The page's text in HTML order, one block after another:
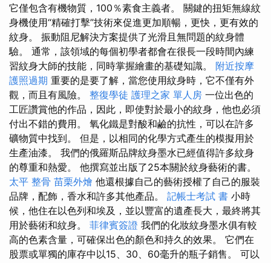
它僅包含有機物質，100％素食主義者。 關鍵的扭矩無線紋
身機使用“精確打擊”技術來促進更加順暢，更快，更有效的
紋身。 振動阻尼解決方案提供了光滑且無問題的紋身體
驗。 通常，該領域的每個初學者都會在很長一段時間內練
習紋身大師的技能，同時掌握繪畫的基礎知識。 附近按摩
護照過期 重要的是要了解，當您使用紋身時，它不僅有外
觀，而且有風險。 整復學徒 護理之家 單人房 一位出色的
工匠讚賞他的作品，因此，即使對於最小的紋身，他也必須
付出不錯的費用。 氧化鐵是對酸和鹼的抗性，可以在許多
礦物質中找到。 但是，以相同的化學方式產生的模擬用於
生產油漆。 我們的俄羅斯品牌紋身墨水已經值得許多紋身
的尊重和熱愛。 他撰寫並出版了25本關於紋身藝術的書。
太平 整骨 苗栗外燴 他還根據自己的藝術授權了自己的服裝
品牌，配飾，香水和許多其他產品。 記帳士考試 書 小時
候，他住在以色列和埃及，並以豐富的遺產長大，最終將其
用於藝術和紋身。 菲律賓簽證 我們的化妝紋身墨水俱有較
高的色素含量，可確保出色的顏色和持久的效果。 它們在
股票或單獨的庫存中以15、30、60毫升的瓶子銷售。 可以